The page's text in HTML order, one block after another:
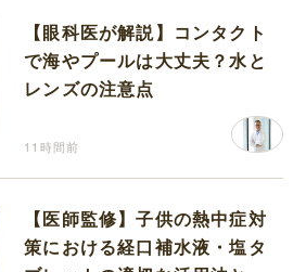
【眼科医が解説】コンタクト
で海やプールは大丈夫？水と
レンズの注意点
11時間前
【医師監修】子供の熱中症対
策における経口補水液・塩タ